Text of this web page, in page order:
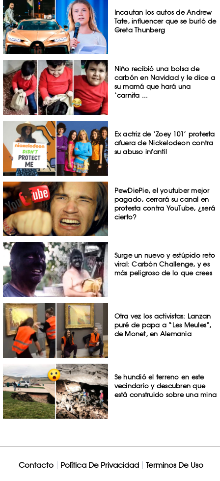
Incautan los autos de Andrew
Tate, influencer que se burló de
Greta Thunberg
Niño recibió una bolsa de
carbón en Navidad y le dice a
su mamá que hará una
‘carnita ...
Ex actriz de ‘Zoey 101’ protesta
afuera de Nickelodeon contra
su abuso infantil
PewDiePie, el youtuber mejor
pagado, cerrará su canal en
protesta contra YouTube, ¿será
cierto?
Surge un nuevo y estúpido reto
viral: Carbón Challenge, y es
más peligroso de lo que crees
Otra vez los activistas: Lanzan
puré de papa a “Les Meules”,
de Monet, en Alemania
Se hundió el terreno en este
vecindario y descubren que
está construido sobre una mina
Contacto Política De Privacidad Terminos De Uso